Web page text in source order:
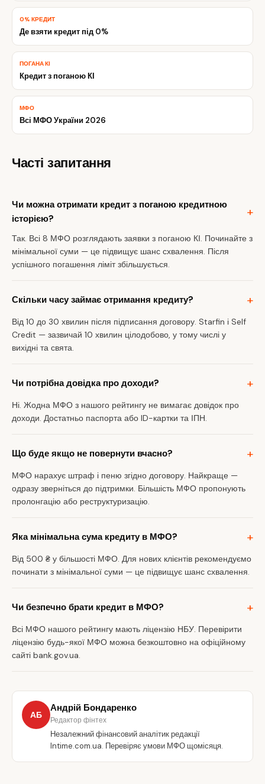
0% КРЕДИТ
Де взяти кредит під 0%
ПОГАНА КІ
Кредит з поганою КІ
МФО
Всі МФО України 2026
Часті запитання
Чи можна отримати кредит з поганою кредитною
історією?
Так. Всі 8 МФО розглядають заявки з поганою КІ. Починайте з
мінімальної суми — це підвищує шанс схвалення. Після
успішного погашення ліміт збільшується.
Скільки часу займає отримання кредиту?
Від 10 до 30 хвилин після підписання договору. Starfin і Self
Credit — зазвичай 10 хвилин цілодобово, у тому числі у
вихідні та свята.
Чи потрібна довідка про доходи?
Ні. Жодна МФО з нашого рейтингу не вимагає довідок про
доходи. Достатньо паспорта або ID-картки та ІПН.
Що буде якщо не повернути вчасно?
МФО нарахує штраф і пеню згідно договору. Найкраще —
одразу зверніться до підтримки. Більшість МФО пропонують
пролонгацію або реструктуризацію.
Яка мінімальна сума кредиту в МФО?
Від 500 ₴ у більшості МФО. Для нових клієнтів рекомендуємо
починати з мінімальної суми — це підвищує шанс схвалення.
Чи безпечно брати кредит в МФО?
Всі МФО нашого рейтингу мають ліцензію НБУ. Перевірити
ліцензію будь-якої МФО можна безкоштовно на офіційному
сайті bank.gov.ua.
АБ
Андрій Бондаренко
Редактор фінтех
Незалежний фінансовий аналітик редакції
Intime.com.ua. Перевіряє умови МФО щомісяця.